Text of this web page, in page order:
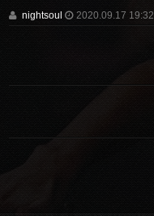
nightsoul 2020.09.17 19:32